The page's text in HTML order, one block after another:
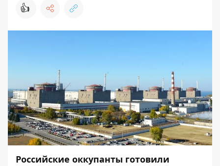
👍
Российские оккупанты готовили